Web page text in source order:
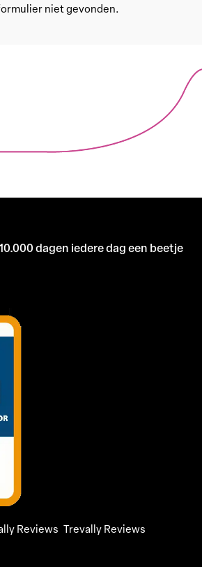
niet gevonden.
dagen iedere dag een beetje
Reviews Trevally Reviews